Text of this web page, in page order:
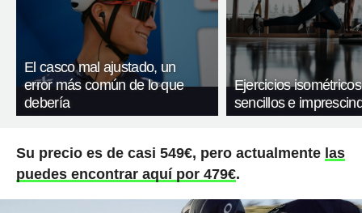
El casco mal ajustado, un
error más común de lo que
debería
Ejercicios
sencillos e
Su precio es de casi 549€, pero actualmente las
puedes encontrar aquí por 479€.